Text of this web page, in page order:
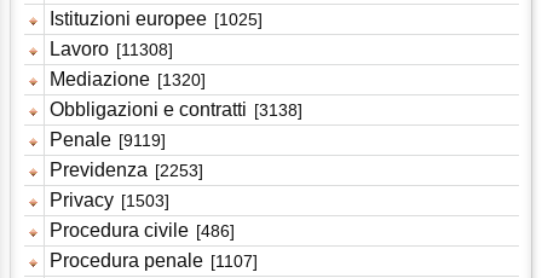
Istituzioni europee [1025]
Lavoro [11308]
Mediazione [1320]
Obbligazioni e contratti [3138]
Penale [9119]
Previdenza [2253]
Privacy [1503]
Procedura civile [486]
Procedura penale [1107]